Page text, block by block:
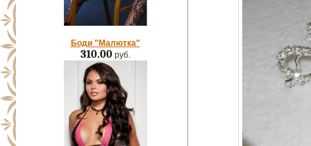
Боди "Малютка"
310.00руб.